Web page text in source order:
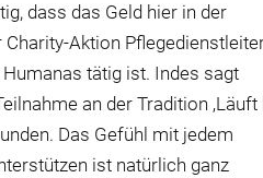
dass das Geld hier in der
Charity-Aktion
tätig ist. Indes sagt
an der Tradition ‚Läuft
Das Gefühl mit jedem
ist natürlich ganz